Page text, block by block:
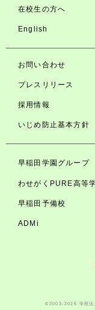
在校生の方へ
English
お問い合わせ
プレスリリース
採用情報
いじめ防止基本方針
早稲田学園グループ
わせがくPURE高等
早稲田予備校
ADMi
©2003-2026 学校法